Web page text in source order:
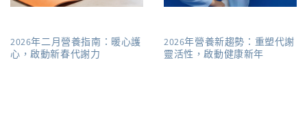
2026年二月營養指南：暖心護
心，啟動新春代謝力
2026年營養新趨勢：重塑代謝
靈活性，啟動健康新年